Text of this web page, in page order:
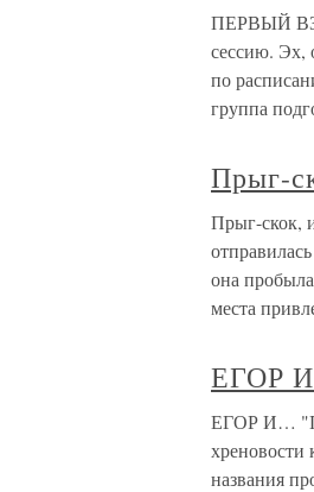
ПЕРВЫЙ
сессию. Эх,
по
группа
Прыг-
Прыг-скок,
она
места
ЕГОР
ЕГОР И…
хреновости
названия